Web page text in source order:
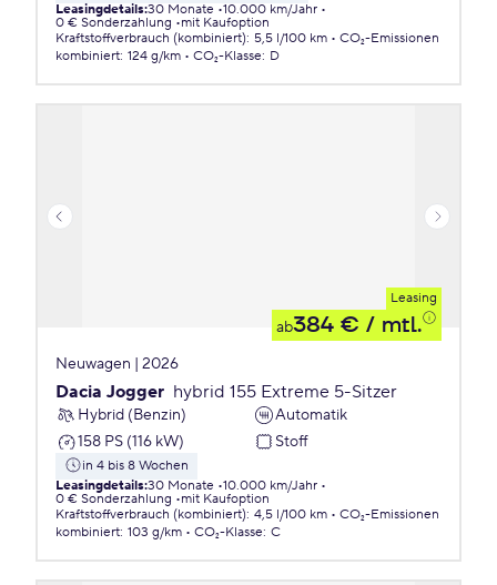
Leasingdetails:30 Monate 10.000 km/Jahr
0 € Sonderzahlung
mit Kaufoption
Kraftstoffverbrauch (kombiniert): 5,5 l/100 km
CO₂-Emissionen
kombiniert: 124 g/km CO₂-Klasse: D
Leasing
ab384 € / mtl.
Neuwagen | 2026
Dacia Jogger hybrid 155 Extreme 5-Sitzer
Hybrid (Benzin)
Automatik
158 PS (116 kW)
Stoff
in 4 bis 8 Wochen
Leasingdetails:30 Monate 10.000 km/Jahr
0 € Sonderzahlung
mit Kaufoption
Kraftstoffverbrauch (kombiniert): 4,5 l/100 km
CO₂-Emissionen
kombiniert: 103 g/km CO₂-Klasse: C